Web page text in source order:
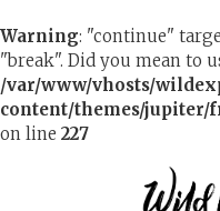
Warning: "continue"
"break". Did you mean to
/var/www/vhosts/
content/themes/
on line 227